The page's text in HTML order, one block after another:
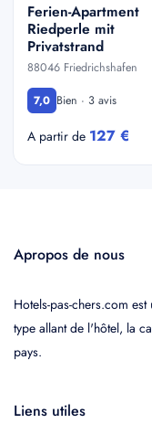
Ferien-Apartment
Riedperle mit
Privatstrand
88046 Friedrichshafen
7,0 Bien · 3 avis
A partir de 127 €
Apropos de nous
Hotels-pas-chers.com
type allant de l'hôtel, la
pays.
Liens utiles